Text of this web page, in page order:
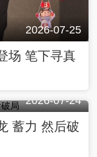
2026-07-25
场 笔下寻真
2026-07-24
蓄力 然后破